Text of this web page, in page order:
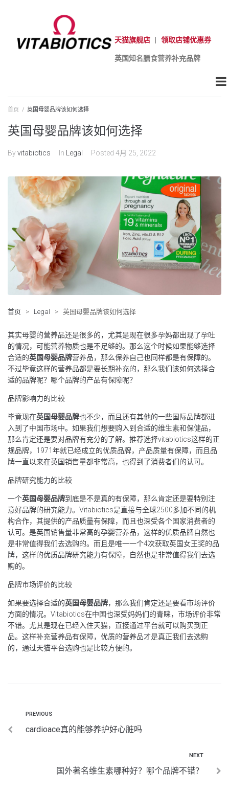
天猫旗舰店 领取店铺优惠券
英国知名膳食营养补充品牌
首页 / 英国母婴品牌该如何选择
英国母婴品牌该如何选择
Byvitabiotics In Legal Posted 4月 25, 2022
首页 > Legal > 英国母婴品牌该如何选择
其实母婴的营养品还是很多的，尤其是现在很多孕妈都出现了孕吐
的情况，可能营养物质也是不足够的。那么这个时候如果能够选择
合适的英国母婴品牌营养品，那么保养自己也同样都是有保障的。
不过毕竟这样的营养品都是要长期补充的，那么我们该如何选择合
适的品牌呢？哪个品牌的产品有保障呢？
品牌影响力的比较
毕竟现在英国母婴品牌也不少，而且还有其他的一些国际品牌都进
入到了中国市场中。如果我们想要购入到合适的维生素和保健品，
那么肯定还是要对品牌有充分的了解。推荐选择vitabiotics这样的正
规品牌，1971年就已经成立的优质品牌，产品质量有保障，而且品
牌一直以来在英国销售量都非常高，也得到了消费者们的认可。
品牌研究能力的比较
一个英国母婴品牌到底是不是真的有保障，那么肯定还是要特别注
意好品牌的研究能力。Vitabiotics是直接与全球2500多加不同的机
构合作，其提供的产品质量有保障，而且也深受各个国家消费者的
认可。是英国销售量非常高的孕婴营养品，这样的优质品牌自然也
是非常值得我们去选购的。而且是唯一一个4次获取英国女王奖的品
牌，这样的优质品牌研究能力有保障，自然也是非常值得我们去选
购的。
品牌市场评价的比较
如果要选择合适的英国母婴品牌，那么我们肯定还是要看市场评价
方面的情况。Vitabiotics在中国也深受妈妈们的青睐，市场评价非常
不错。尤其是现在已经入住天猫，直接通过平台就可以购买到正
品。这样补充营养品有保障，优质的营养品才是真正我们去选购
的，通过天猫平台选购也是比较方便的。
PREVIOUS
cardioace真的能够养护好心脏吗
NEXT
国外著名维生素哪种好？哪个品牌不错？